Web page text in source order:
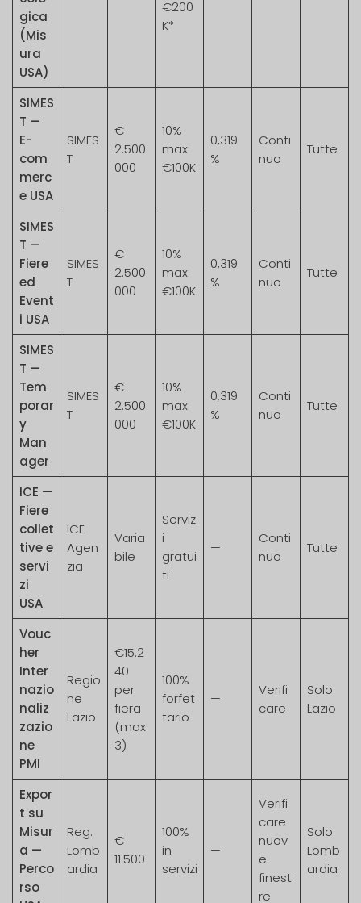
gica
(Mis
ura
USA)
€200
K*
SIMES
T —
E-
com
merc
e USA
SIMES
T
€
2.500.
000
10%
max
€100K
0,319
%
Conti
nuo
Tutte
SIMES
T —
Fiere
ed
Event
i USA
SIMES
T
€
2.500.
000
10%
max
€100K
0,319
%
Conti
nuo
Tutte
SIMES
T —
Tem
porar
y
Man
ager
SIMES
T
€
2.500.
000
10%
max
€100K
0,319
%
Conti
nuo
Tutte
ICE —
Fiere
collet
tive e
servi
zi
USA
ICE
Agen
zia
Varia
bile
Serviz
i
gratui
ti
—
Conti
nuo
Tutte
Vouc
her
Inter
nazio
naliz
zazio
ne
PMI
Regio
ne
Lazio
€15.2
40
per
fiera
(max
3)
100%
forfet
tario
—
Verifi
care
Solo
Lazio
Expor
t su
Misur
a —
Perco
rso
Reg.
Lomb
ardia
€
11.500
100%
in
servizi
—
Verifi
care
nuov
e
finest
re
Solo
Lomb
ardia